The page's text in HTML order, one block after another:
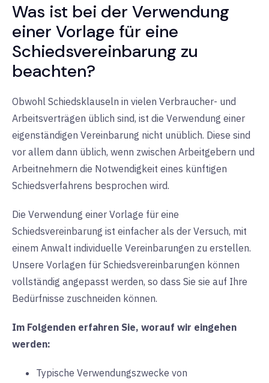
Was ist bei der Verwendung
einer Vorlage für eine
Schiedsvereinbarung zu
beachten?
Obwohl Schiedsklauseln in vielen Verbraucher- und
Arbeitsverträgen üblich sind, ist die Verwendung einer
eigenständigen Vereinbarung nicht unüblich. Diese sind
vor allem dann üblich, wenn zwischen Arbeitgebern und
Arbeitnehmern die Notwendigkeit eines künftigen
Schiedsverfahrens besprochen wird.
Die Verwendung einer Vorlage für eine
Schiedsvereinbarung ist einfacher als der Versuch, mit
einem Anwalt individuelle Vereinbarungen zu erstellen.
Unsere Vorlagen für Schiedsvereinbarungen können
vollständig angepasst werden, so dass Sie sie auf Ihre
Bedürfnisse zuschneiden können.
Im Folgenden erfahren Sie, worauf wir eingehen
werden:
Typische Verwendungszwecke von